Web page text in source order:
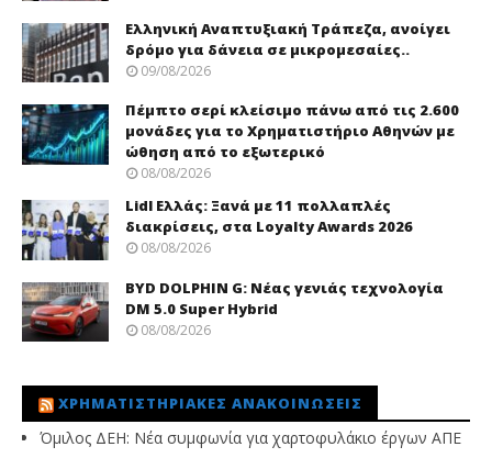
Ελληνική Αναπτυξιακή Τράπεζα, ανοίγει
δρόμο για δάνεια σε μικρομεσαίες..
09/08/2026
Πέμπτο σερί κλείσιμο πάνω από τις 2.600
μονάδες για το Χρηματιστήριο Αθηνών με
ώθηση από το εξωτερικό
08/08/2026
Lidl Ελλάς: Ξανά με 11 πολλαπλές
διακρίσεις, στα Loyalty Awards 2026
08/08/2026
BYD DOLPHIN G: Νέας γενιάς τεχνολογία
DM 5.0 Super Hybrid
08/08/2026
ΧΡΗΜΑΤΙΣΤΗΡΙΑΚΈΣ ΑΝΑΚΟΙΝΏΣΕΙΣ
Όμιλος ΔΕΗ: Νέα συμφωνία για χαρτοφυλάκιο έργων ΑΠΕ